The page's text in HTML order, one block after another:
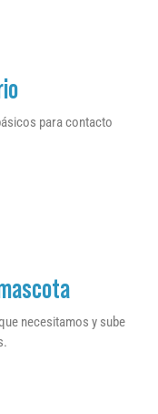
para contacto
necesitamos y sube